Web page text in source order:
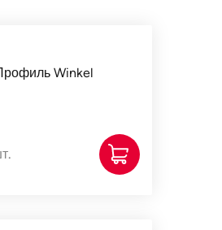
Winkel